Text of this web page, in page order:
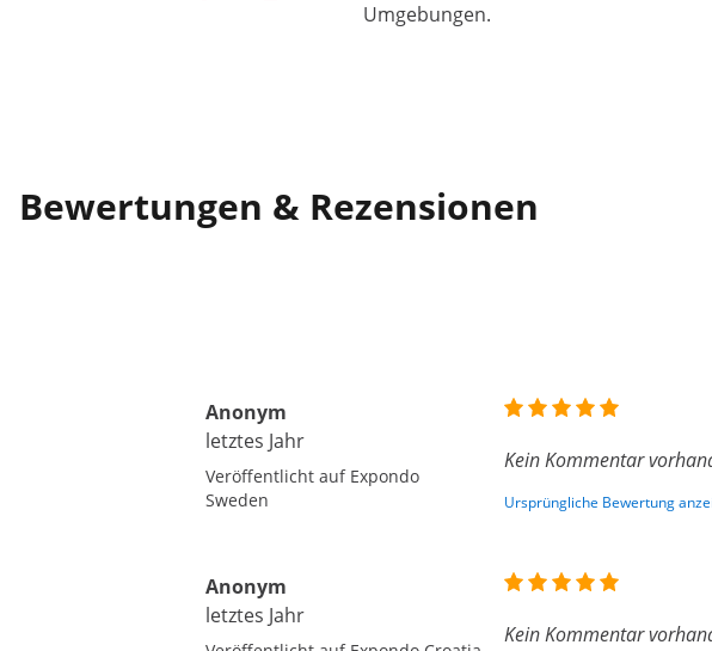
Umgebungen.
Bewertungen & Rezensionen
Anonym
letztes Jahr
Veröffentlicht auf Expondo
Sweden
Kein Kommentar
Ursprüngliche Bewertung
Anonym
letztes Jahr
Kein Kommentar